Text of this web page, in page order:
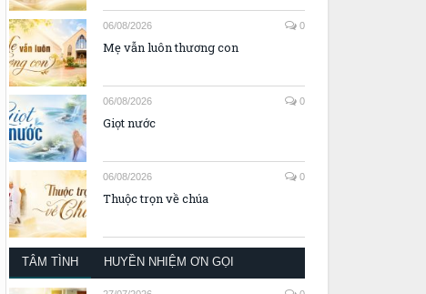
06/08/2026 0
Mẹ vẫn luôn thương con
06/08/2026 0
Giọt nước
06/08/2026 0
Thuộc trọn về chúa
TÂM TÌNH HUYỀN NHIỆM ƠN GỌI